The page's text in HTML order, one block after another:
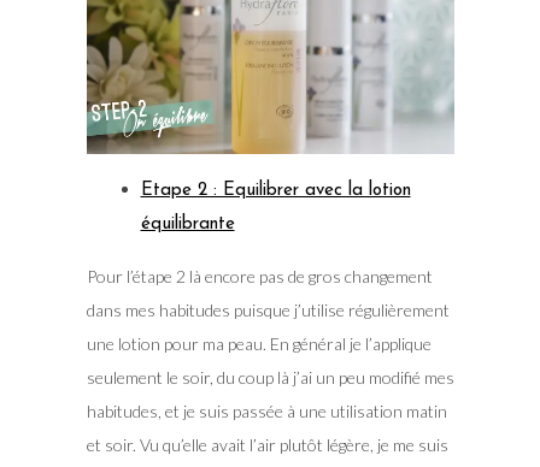
Etape 2 : Equilibrer avec la lotion
équilibrante
Pour l’étape 2 là encore pas de gros changement
dans mes habitudes puisque j’utilise régulièrement
une lotion pour ma peau. En général je l’applique
seulement le soir, du coup là j’ai un peu modifié mes
habitudes, et je suis passée à une utilisation matin
et soir. Vu qu’elle avait l’air plutôt légère, je me suis